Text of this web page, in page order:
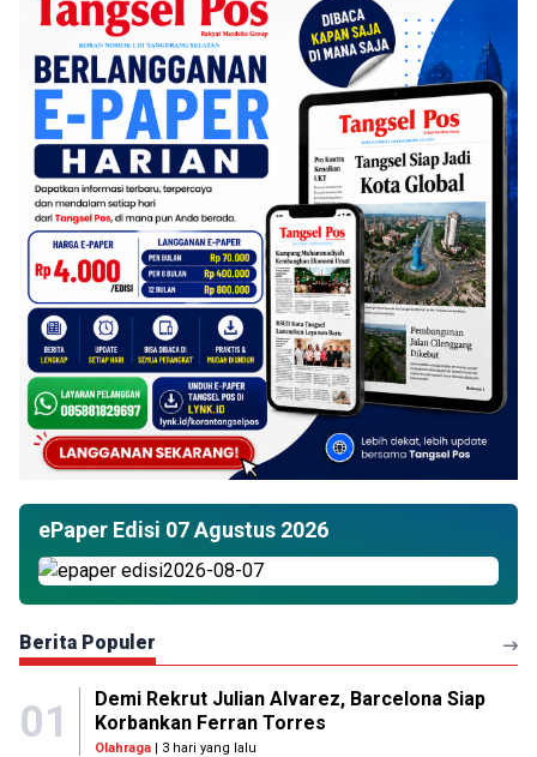
ePaper Edisi 07 Agustus 2026
Berita Populer
01
Demi Rekrut Julian Alvarez, Barcelona Siap
Korbankan Ferran Torres
Olahraga| 3 hari yang lalu